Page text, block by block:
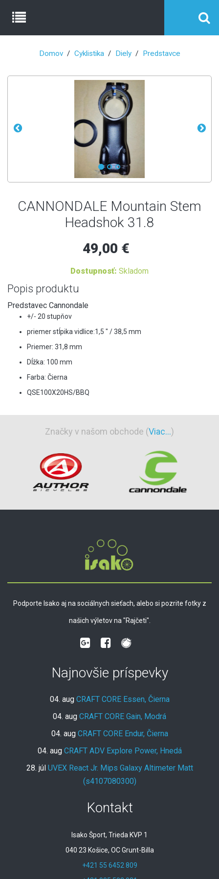
Domov Cyklistika Diely Predstavce
CANNONDALE Mountain Stem
Headshok 31.8
49,00 €
Dostupnosť: Skladom
Popis produktu
Predstavec Cannondale
+/- 20 stupňov
priemer stĺpika vidlice:1,5 " / 38,5 mm
Priemer: 31,8 mm
Dĺžka: 100 mm
Farba: Čierna
QSE100X20HS/BBQ
Značky v našom obchode (Viac...)
Podporte Isako aj na sociálnych sieťach, alebo si pozrite fotky z
našich výletov na "Rajčeti".
Najnovšie príspevky
04. aug CRAFT CORE Essen, Čierna
04. aug CRAFT CORE Gain, Modrá
04. aug CRAFT CORE Endur, Čierna
04. aug CRAFT ADV Explore Power, Hnedá
28. júl UVEX React Jr. Mips Galaxy Altimeter Matt
(s4107080300)
Kontakt
Isako Šport, Trieda KVP 1
040 23 Košice, OC Grunt-Billa
+421 55 6452 809